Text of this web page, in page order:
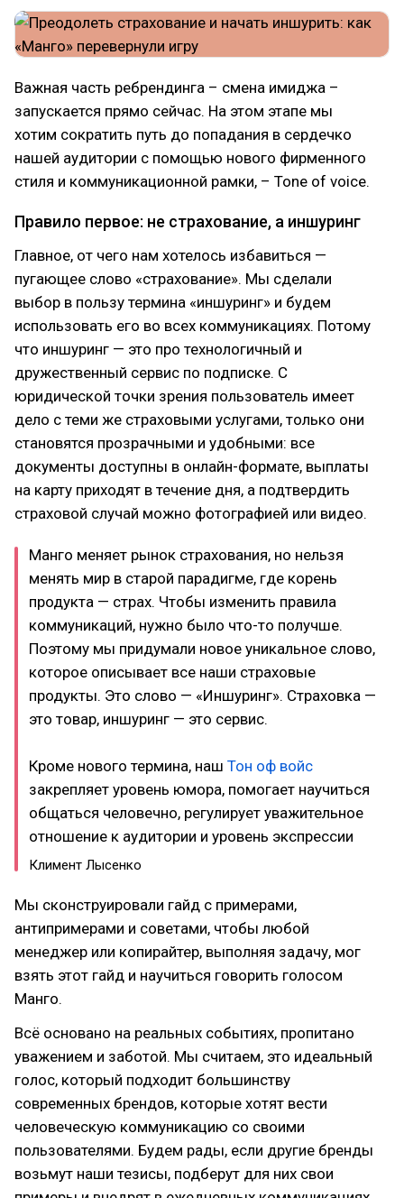
Важная часть ребрендинга – смена имиджа –
запускается прямо сейчас. На этом этапе мы
хотим сократить путь до попадания в сердечко
нашей аудитории с помощью нового фирменного
стиля и коммуникационной рамки, – Tone of voice.
Правило первое: не страхование, а иншуринг
Главное, от чего нам хотелось избавиться —
пугающее слово «страхование». Мы сделали
выбор в пользу термина «иншуринг» и будем
использовать его во всех коммуникациях. Потому
что иншуринг — это про технологичный и
дружественный сервис по подписке. С
юридической точки зрения пользователь имеет
дело с теми же страховыми услугами, только они
становятся прозрачными и удобными: все
документы доступны в онлайн-формате, выплаты
на карту приходят в течение дня, а подтвердить
страховой случай можно фотографией или видео.
Манго меняет рынок страхования, но нельзя
менять мир в старой парадигме, где корень
продукта — страх. Чтобы изменить правила
коммуникаций, нужно было что-то получше.
Поэтому мы придумали новое уникальное слово,
которое описывает все наши страховые
продукты. Это слово — «Иншуринг». Страховка —
это товар, иншуринг — это сервис.
Кроме нового термина, наш Тон оф войс
закрепляет уровень юмора, помогает научиться
общаться человечно, регулирует уважительное
отношение к аудитории и уровень экспрессии
Климент Лысенко
Мы сконструировали гайд с примерами,
антипримерами и советами, чтобы любой
менеджер или копирайтер, выполняя задачу, мог
взять этот гайд и научиться говорить голосом
Манго.
Всё основано на реальных событиях, пропитано
уважением и заботой. Мы считаем, это идеальный
голос, который подходит большинству
современных брендов, которые хотят вести
человеческую коммуникацию со своими
пользователями. Будем рады, если другие бренды
возьмут наши тезисы, подберут для них свои